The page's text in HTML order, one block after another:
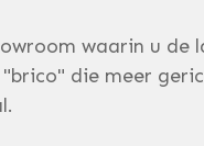
waarin u
die meer